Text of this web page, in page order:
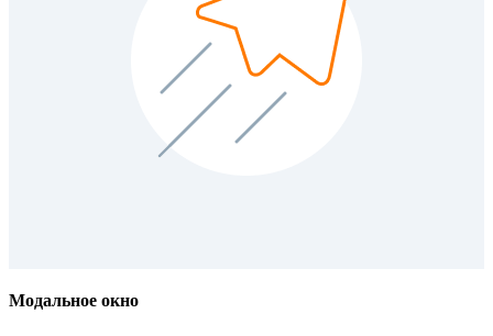
Модальное окно